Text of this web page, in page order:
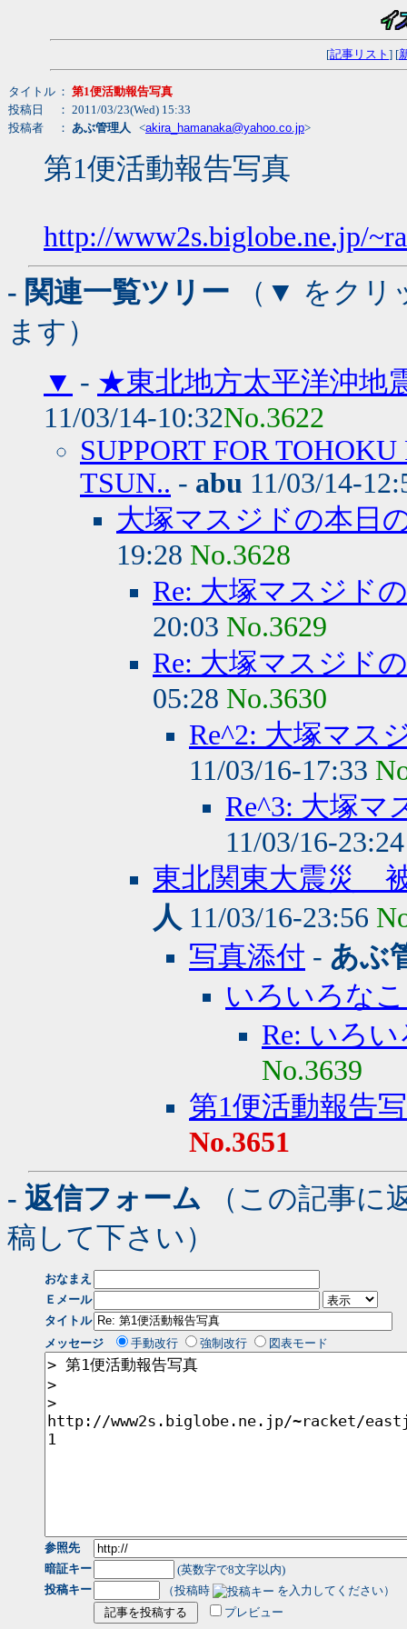
[記事リスト ] [
タイトル ： 第1便活動報告写真
投稿日
： 2011/03/23(Wed) 15:33
投稿者
： あぶ管理人 <akira_hamanaka@yahoo.co.jp>
第1便活動報告写真
http://www2s.biglobe.ne.jp/
- 関連一覧ツリー （▼ をクリ
ます）
▼ - ★東北地方太平洋沖地
11/03/14-10:32No.3622
SUPPORT FOR
TSUN.. - abu 11/03/14-
大塚マスジドの本日
19:28 No.3628
Re: 大塚マスジド
20:03 No.3629
Re: 大塚マスジド
05:28 No.3630
Re^2: 大塚マス
11/03/16-17:33
Re^3: 大塚マ
11/03/16-
東北関東大震災
人 11/03/16-23:56
写真添付 - あぶ
いろいろな
Re: いろ
No.3639
第1便活動報告
No.3651
- 返信フォーム （この記事に
稿して下さい）
おなまえ
Ｅメール
タイトル
メッセージ
手動改行 強制改行 図表モード
参照先
暗証キー
(英数字で8文字以内)
投稿キー
（投稿時
を入力してください）
プレビュー